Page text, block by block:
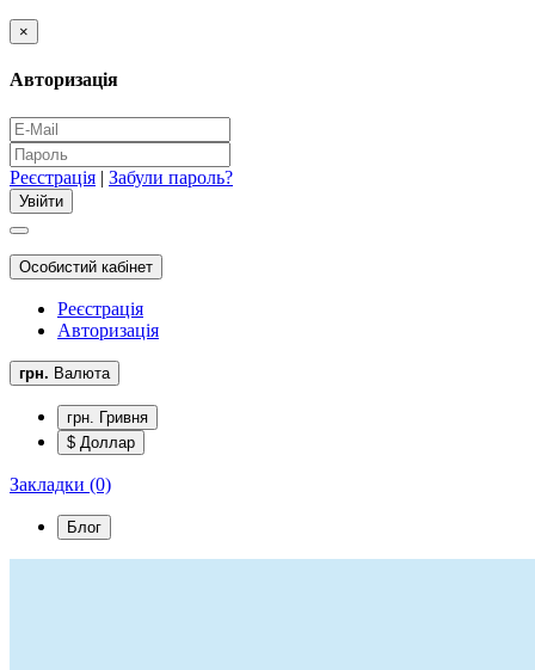
×
Авторизація
Реєстрація | Забули пароль?
Особистий кабінет
Реєстрація
Авторизація
грн. Валюта
грн. Гривня
$ Доллар
Закладки (0)
Блог